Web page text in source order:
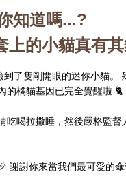
服務時間